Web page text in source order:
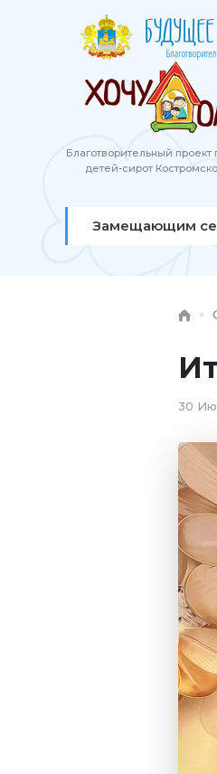
Благотворительный
детей-сирот
Замещающим
30